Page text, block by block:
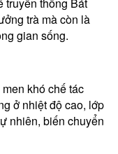
trà mà còn là
gian sống.
khó chế tác
ở nhiệt độ cao, lớp
nhiên, biến chuyển